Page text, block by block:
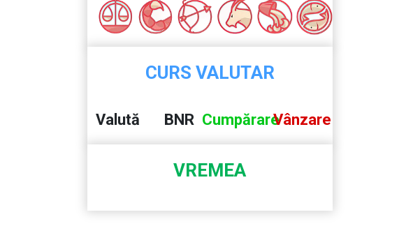
CURS VALUTAR
Valută BNR CumpărareVânzare
VREMEA